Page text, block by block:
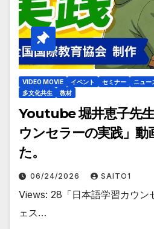
VIDEO MOVIE イベント セミナー ニュー
多文化共生
教材
Youtube 堀井恵子先
ウンセラーの実践」動
た。
06/24/2026 SAITO1
Views: 28「日本語学習カウン
ェス…